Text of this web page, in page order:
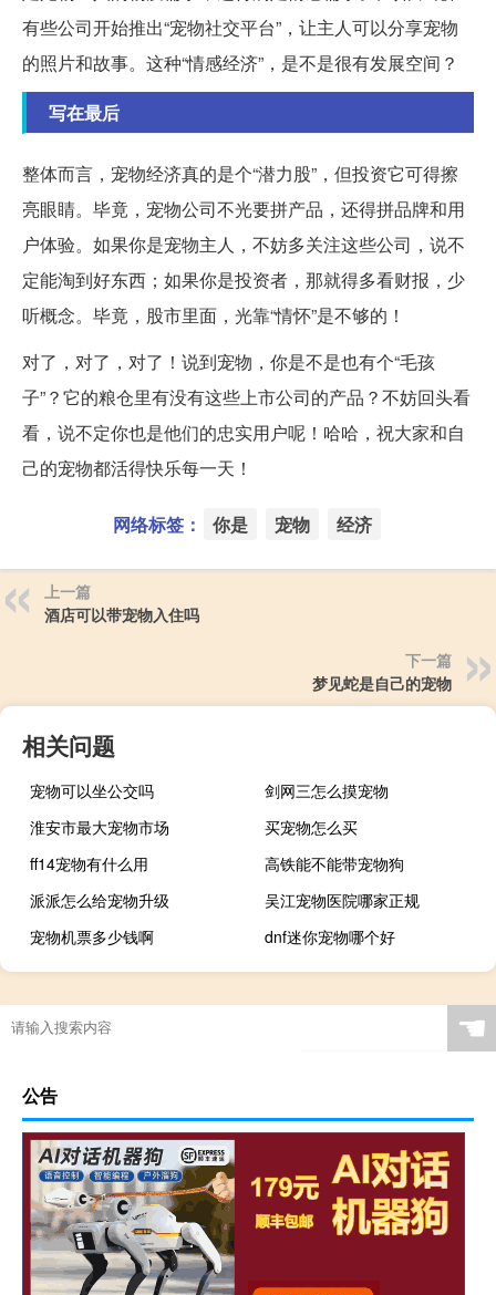
有些公司开始推出“宠物社交平台”，让主人可以分享宠物
的照片和故事。这种“情感经济”，是不是很有发展空间？
写在最后
整体而言，宠物经济真的是个“潜力股”，但投资它可得擦
亮眼睛。毕竟，宠物公司不光要拼产品，还得拼品牌和用
户体验。如果你是宠物主人，不妨多关注这些公司，说不
定能淘到好东西；如果你是投资者，那就得多看财报，少
听概念。毕竟，股市里面，光靠“情怀”是不够的！
对了，对了，对了！说到宠物，你是不是也有个“毛孩
子”？它的粮仓里有没有这些上市公司的产品？不妨回头看
看，说不定你也是他们的忠实用户呢！哈哈，祝大家和自
己的宠物都活得快乐每一天！
网络标签： 你是 宠物 经济
上一篇
酒店可以带宠物入住吗
下一篇
梦见蛇是自己的宠物
相关问题
宠物可以坐公交吗
剑网三怎么摸宠物
淮安市最大宠物市场
买宠物怎么买
ff14宠物有什么用
高铁能不能带宠物狗
派派怎么给宠物升级
吴江宠物医院哪家正规
宠物机票多少钱啊
dnf迷你宠物哪个好
☚
公告